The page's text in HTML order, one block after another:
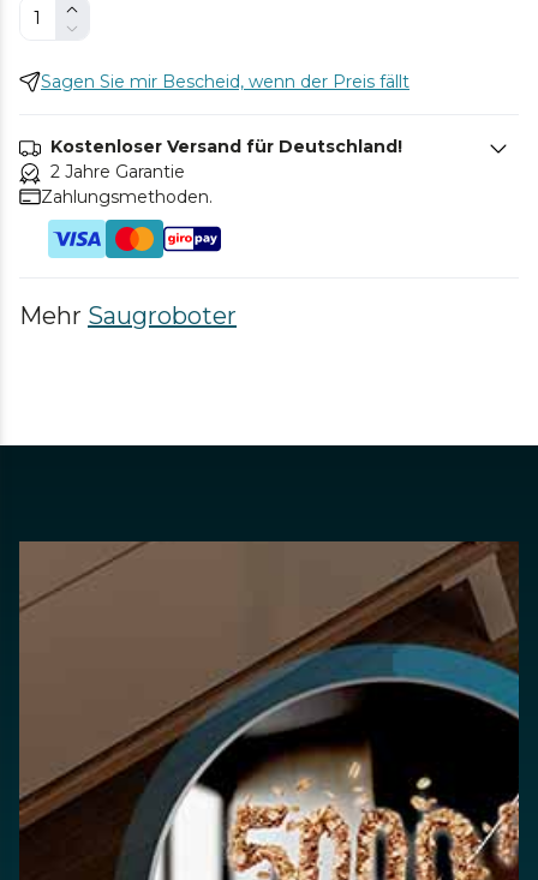
Sagen Sie mir Bescheid, wenn der Preis fällt
Kostenloser Versand für Deutschland!
2 Jahre Garantie
Zahlungsmethoden.
Mehr Saugroboter